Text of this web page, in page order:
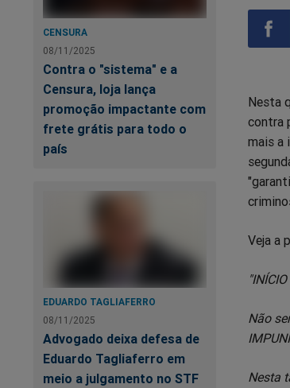
CENSURA
08/11/2025
Contra o "sistema" e a
Censura, loja lança
promoção impactante com
frete grátis para todo o
país
EDUARDO TAGLIAFERRO
08/11/2025
Advogado deixa defesa de
Eduardo Tagliaferro em
meio a julgamento no STF
no
Nesta
contra
mais a
Veja a
Não
Nesta